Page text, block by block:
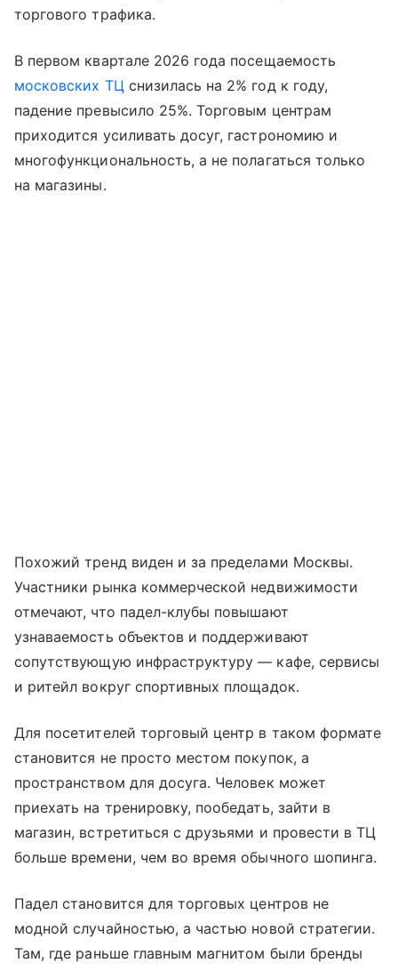
торгового трафика.
В первом квартале 2026 года посещаемость
московских ТЦснизилась на 2% год к году,
падение превысило 25%. Торговым центрам
приходится усиливать досуг, гастрономию и
многофункциональность, а не полагаться только
на магазины.
Похожий тренд виден и за пределами Москвы.
Участники рынка коммерческой недвижимости
отмечают, что падел-клубы повышают
узнаваемость объектов и поддерживают
сопутствующую инфраструктуру — кафе, сервисы
и ритейл вокруг спортивных площадок.
Для посетителей торговый центр в таком формате
становится не просто местом покупок, а
пространством для досуга. Человек может
приехать на тренировку, пообедать, зайти в
магазин, встретиться с друзьями и провести в ТЦ
больше времени, чем во время обычного шопинга.
Падел становится для торговых центров не
модной случайностью, а частью новой стратегии.
Там, где раньше главным магнитом были бренды